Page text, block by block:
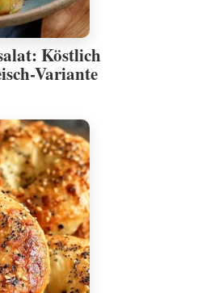
Köstlich
Variante